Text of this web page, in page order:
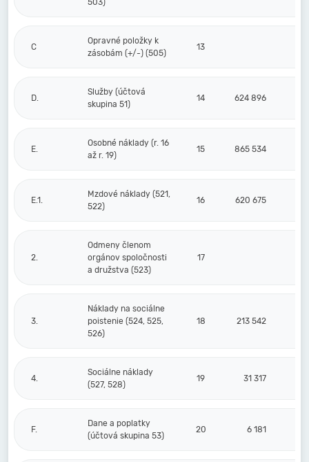
503)
C
Opravné položky k
zásobám (+/-) (505)
13
D.
Služby (účtová
skupina 51)
14 624 896
E.
Osobné náklady (r. 16
až r. 19)
15 865 534
E.1.
Mzdové náklady (521,
522)
16 620 675
2.
Odmeny členom
orgánov spoločnosti
a družstva (523)
17
3.
Náklady na sociálne
poistenie (524, 525,
526)
18 213 542
4.
Sociálne náklady
(527, 528)
19 31 317
F.
Dane a poplatky
(účtová skupina 53)
20 6 181